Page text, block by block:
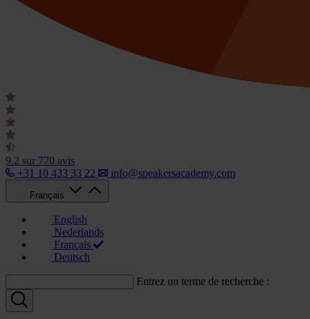
9.2 sur 770 avis
+31 10 433 33 22
info@speakersacademy.com
Français
English
Nederlands
Français
Deutsch
Entrez un terme de recherche :